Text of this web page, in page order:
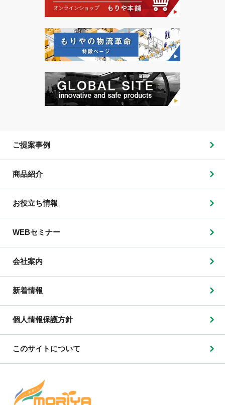
ご提案事例
商品紹介
お役立ち情報
WEBセミナー
会社案内
新着情報
個人情報保護方針
このサイトについて